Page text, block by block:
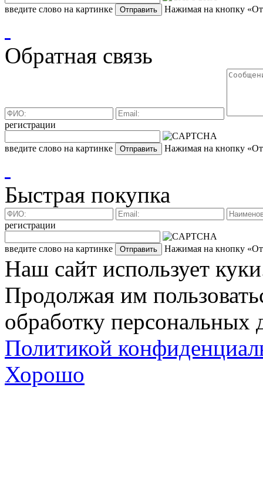
введите слово на картинке Нажимая на кнопку
Обратная связь
регистрации
введите слово на картинке Нажимая на кнопку
Быстрая покупка
регистрации
введите слово на картинке Нажимая на кнопку
Наш сайт использует
Продолжая им
обработку персональных
Политикой
Хорошо